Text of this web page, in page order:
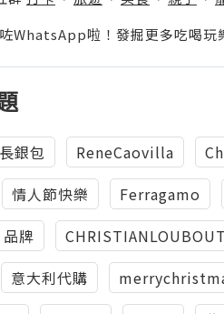
WhatsApp啦！發掘更多吃喝玩
長銀包 ReneCaovilla
情人節快樂 Ferragamo
牌
意大利代購